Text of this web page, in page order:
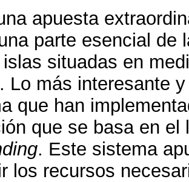
apuesta
parte esencial de
situadas en
. Lo más interesante
que han
que se basa en el
. Este sistema
los recursos